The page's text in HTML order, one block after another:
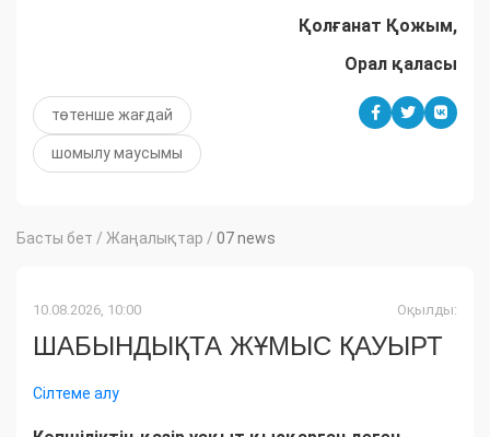
Қолғанат Қожым,
Орал қаласы
төтенше жағдай
шомылу маусымы
Басты бет / Жаңалықтар / 07 news
10.08.2026, 10:00 Оқылды:
ШАБЫНДЫҚТА ЖҰМЫС ҚАУЫРТ
Сілтеме алу